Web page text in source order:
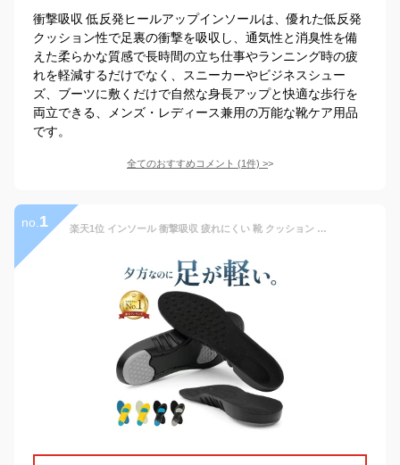
衝撃吸収 低反発ヒールアップインソールは、優れた低反発
クッション性で足裏の衝撃を吸収し、通気性と消臭性を備
えた柔らかな質感で長時間の立ち仕事やランニング時の疲
れを軽減するだけでなく、スニーカーやビジネスシュー
ズ、ブーツに敷くだけで自然な身長アップと快適な歩行を
両立できる、メンズ・レディース兼用の万能な靴ケア用品
です。
全てのおすすめコメント (1件) >
no. 1 楽天1位 インソール 衝撃吸収 疲れにくい 靴 クッション 中敷き 中敷 なかじき 土踏まず かかと レディース メンズ 男性 女性 ユニセックス サイズ調整 防臭 偏平足 扁平足 スポーツ スニーカー 長靴 革靴 立ち仕事 低反発 立ち仕事 おすすめ